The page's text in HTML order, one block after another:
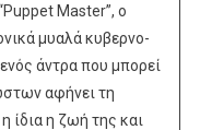
Master”, o
μυαλά κυβερνο-
άντρα που μπορεί
αφήνει τη
ίδια η ζωή της και